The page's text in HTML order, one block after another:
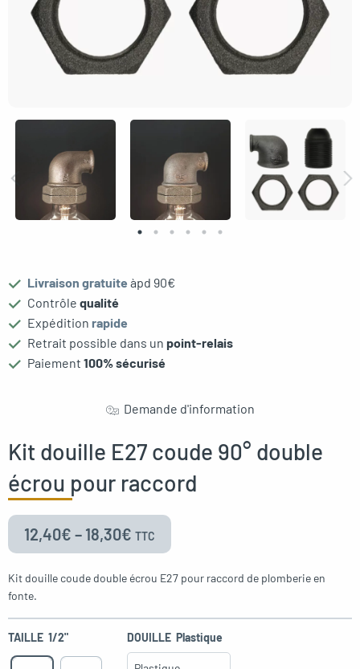
Livraison gratuite àpd 90€
Contrôle qualité
Expédition rapide
Retrait possible dans un point-relais
Paiement 100% sécurisé
Demande d'information
Kit douille E27 coude 90° double
écrou pour raccord
12,40€ – 18,30€ TTC
Kit douille coude double écrou E27 pour raccord de plomberie en
fonte.
TAILLE 1/2" DOUILLEPlastique
menu
menu